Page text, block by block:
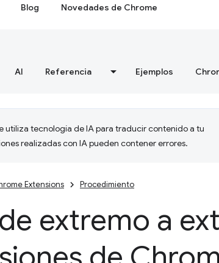
Blog Novedades de Chrome
AI Referencia Ejemplos
utiliza tecnología de IA para traducir contenido a tu
realizadas con IA pueden contener errores.
Extensions Procedimiento
extremo a